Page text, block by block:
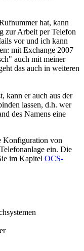
hat, kann
zur Arbeit per Telefon
vor und ich kann
mit Exchange 2007
auch mit meiner
das auch in weiteren
kann er auch aus der
lassen, d.h. wer
des Namens eine
Konfiguration von
ein. Die
im Kapitel OCS-